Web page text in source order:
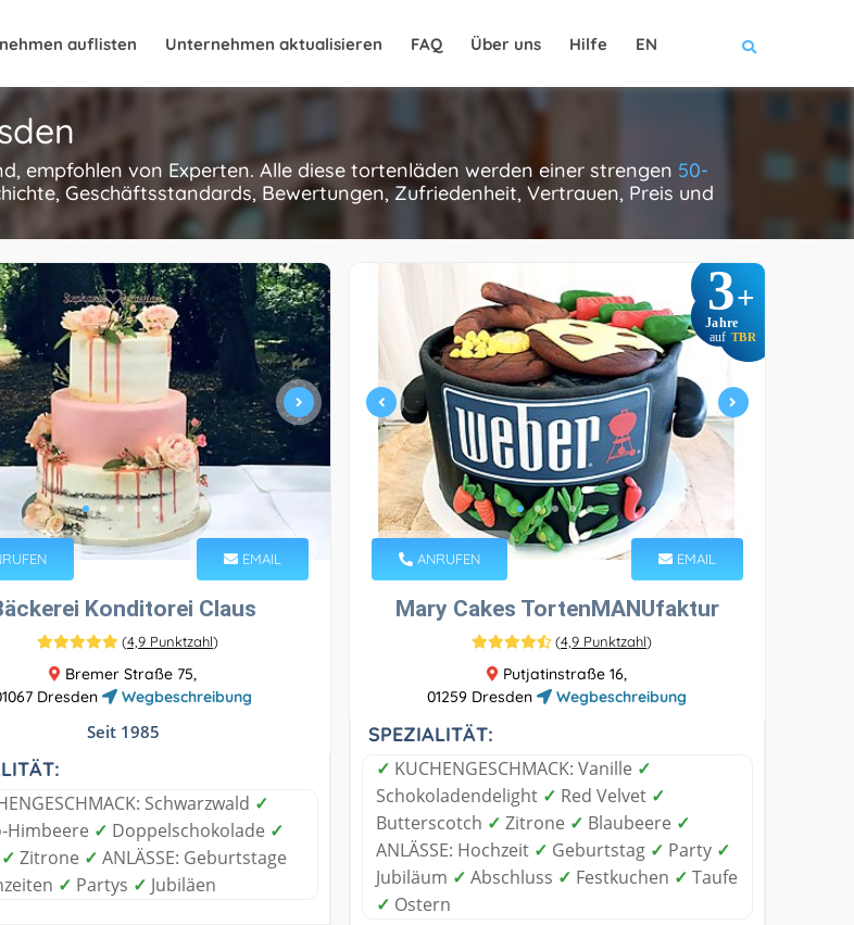
auflisten Unternehmen aktualisieren FAQ Über uns Hilfe EN
empfohlen von Experten. Alle diese tortenläden werden einer strengen 50-
Geschäftsstandards, Bewertungen, Zufriedenheit, Vertrauen, Preis und
EMAIL
Konditorei Claus
(4,9 Punktzahl)
Bremer Straße 75,
Dresden
Wegbeschreibung
Seit 1985
Schwarzwald ✓
Himbeere ✓ Doppelschokolade ✓
✓ Zitrone ✓ ANLÄSSE: Geburtstage
✓ Partys ✓ Jubiläen
3+
Jahre
auf TBR
ANRUFEN EMAIL
Mary Cakes TortenMANUfaktur
(4,9 Punktzahl)
Putjatinstraße 16,
01259 Dresden
Wegbeschreibung
SPEZIALITÄT:
✓ KUCHENGESCHMACK: Vanille ✓
Schokoladendelight ✓ Red Velvet ✓
Butterscotch ✓ Zitrone ✓ Blaubeere ✓
ANLÄSSE: Hochzeit ✓ Geburtstag ✓ Party ✓
Jubiläum ✓ Abschluss ✓ Festkuchen ✓ Taufe
✓ Ostern